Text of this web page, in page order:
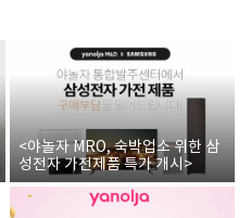
<야놀자 MRO, 숙박업소 위한 삼
성전자 가전제품 특가 개시>